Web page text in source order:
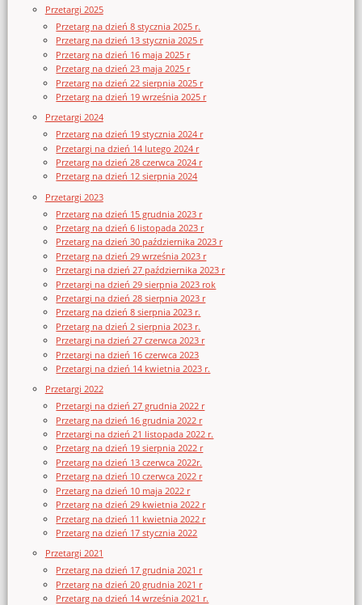
Przetargi 2025
Przetarg na dzień 8 stycznia 2025 r.
Przetarg na dzień 13 stycznia 2025 r
Przetarg na dzień 16 maja 2025 r
Przetarg na dzień 23 maja 2025 r
Przetarg na dzień 22 sierpnia 2025 r
Przetarg na dzień 19 września 2025 r
Przetargi 2024
Przetarg na dzień 19 stycznia 2024 r
Przetargi na dzień 14 lutego 2024 r
Przetarg na dzień 28 czerwca 2024 r
Przetarg na dzień 12 sierpnia 2024
Przetargi 2023
Przetarg na dzień 15 grudnia 2023 r
Przetarg na dzień 6 listopada 2023 r
Przetarg na dzień 30 października 2023 r
Przetarg na dzień 29 września 2023 r
Przetargi na dzień 27 października 2023 r
Przetargi na dzień 29 sierpnia 2023 rok
Przetargi na dzień 28 sierpnia 2023 r
Przetarg na dzień 8 sierpnia 2023 r.
Przetarg na dzień 2 sierpnia 2023 r.
Przetargi na dzień 27 czerwca 2023 r
Przetargi na dzień 16 czerwca 2023
Przetargi na dzień 14 kwietnia 2023 r.
Przetargi 2022
Przetargi na dzień 27 grudnia 2022 r
Przetarg na dzień 16 grudnia 2022 r
Przetargi na dzień 21 listopada 2022 r.
Przetarg na dzień 19 sierpnia 2022 r
Przetarg na dzień 13 czerwca 2022r.
Przetarg na dzień 10 czerwca 2022 r
Przetarg na dzień 10 maja 2022 r
Przetarg na dzień 29 kwietnia 2022 r
Przetarg na dzień 11 kwietnia 2022 r
Przetarg na dzień 17 stycznia 2022
Przetargi 2021
Przetarg na dzień 17 grudnia 2021 r
Przetarg na dzień 20 grudnia 2021 r
Przetarg na dzień 14 września 2021 r.